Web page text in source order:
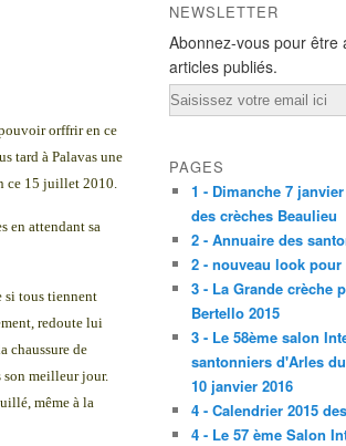
orffrir en ce
tard à Palavas une
ce 15 juillet 2010.
en attendant sa
si tous tiennent
redoute lui
chaussure de
son meilleur jour.
même à la
NEWSLETTER
Abonnez-vous pour être
articles publiés.
Email
PAGES
1 - Dimanche 7
des crèches Beaulieu
2 - Annuaire des
2 - nouveau look
3 - La Grande crèche
Bertello 2015
3 - Le 58ème salon
santonniers d'Arles
10 janvier 2016
4 - Calendrier 2015
4 - Le 57 ème Salon